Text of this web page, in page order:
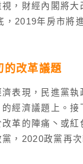
，財經內閣將大
，2019年房市將
的改革議題
表現，民進黨執
經濟議題上。接
革的陣痛丶或紅
，2020政黨再